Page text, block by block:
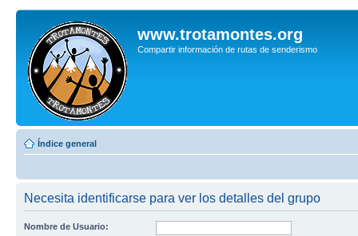
www.trotamontes.org
Compartir información de rutas de senderismo
Índice general
Necesita identificarse para ver los detalles del grupo
Nombre de Usuario: